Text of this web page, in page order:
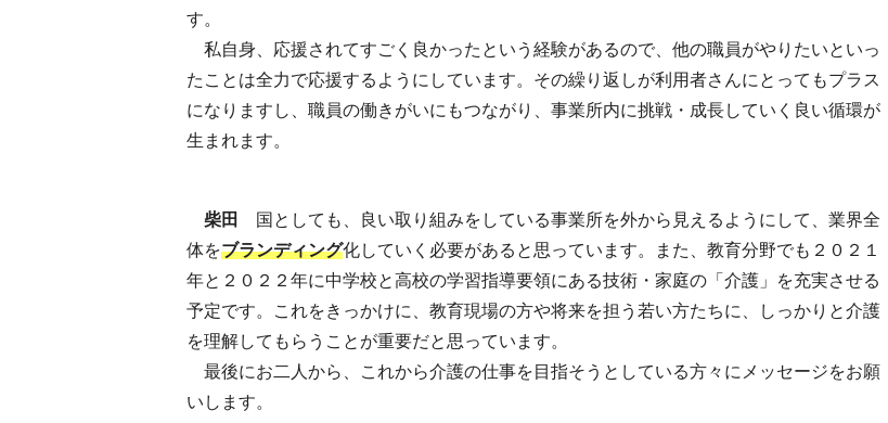
す。
私自身、応援されてすごく良かったという経験があるので、他の職員がやりたいといっ
たことは全力で応援するようにしています。その繰り返しが利用者さんにとってもプラス
になりますし、職員の働きがいにもつながり、事業所内に挑戦・成長していく良い循環が
生まれます。
柴田
国としても、良い取り組みをしている事業所を外から見えるようにして、業界全
体をブランディング化していく必要があると思っています。また、教育分野でも２０２１
年と２０２２年に中学校と高校の学習指導要領にある技術・家庭の「介護」を充実させる
予定です。これをきっかけに、教育現場の方や将来を担う若い方たちに、しっかりと介護
を理解してもらうことが重要だと思っています。
最後にお二人から、これから介護の仕事を目指そうとしている方々にメッセージをお願
いします。